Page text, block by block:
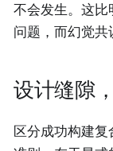
不会发生。这比
问题，而幻觉共
设计缝隙
区分成功构建